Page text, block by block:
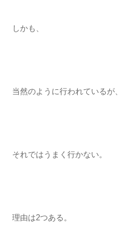
しかも、
当然のように行われているが、
それではうまく行かない。
理由は2つある。